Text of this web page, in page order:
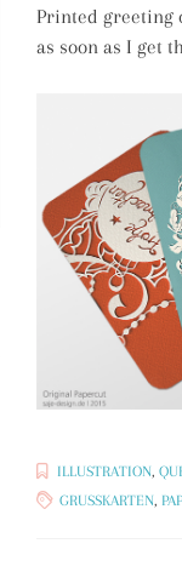
Printed greeting
as soon as I get
ILLUSTRATION,
GRUSSKARTEN
,